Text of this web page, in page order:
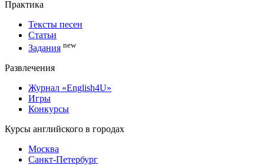
Практика
Тексты песен
Статьи
Задания new
Развлечения
Журнал «English4U»
Игры
Конкурсы
Курсы английского в городах
Москва
Санкт-Петербург